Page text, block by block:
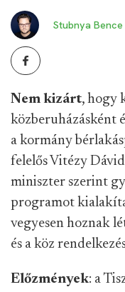
Stubnya Bence
Nem kizárt, hogy
közberuházásként
a kormány
felelős Vitézy
miniszter szerint
programot
vegyesen hoznak
és a köz
Előzmények: a